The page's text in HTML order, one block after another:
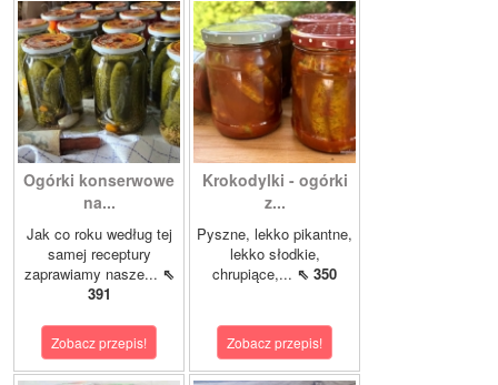
Ogórki konserwowe
na...
Jak co roku według tej
samej receptury
zaprawiamy nasze... ⇖
391
Zobacz przepis!
Krokodylki - ogórki
z...
Pyszne, lekko pikantne,
lekko słodkie,
chrupiące,... ⇖ 350
Zobacz przepis!